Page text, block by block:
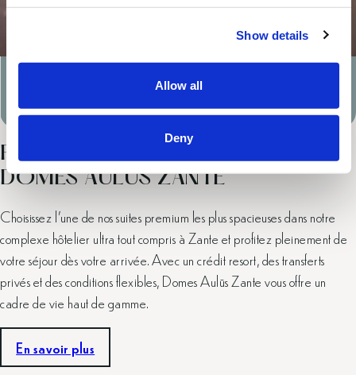
c
i
Show details
Allow all
Deny
PRIVILÈGES HAUT DE GAMME AU
DOMES AULŪS ZANTE
Choisissez l’une de nos suites premium les plus spacieuses dans notre
complexe hôtelier ultra tout compris à Zante et profitez pleinement de
votre séjour dès votre arrivée. Avec un crédit resort, des transferts
privés et des conditions flexibles, Domes Aulūs Zante vous offre un
cadre de vie haut de gamme.
En savoir plus